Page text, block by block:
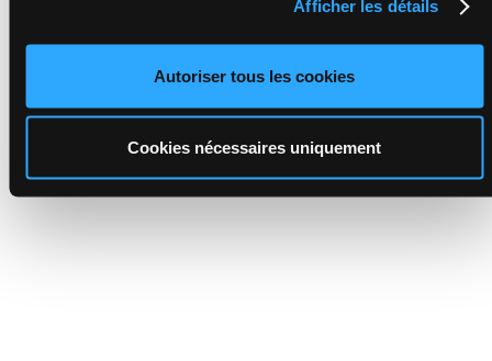
Afficher les détails
Autoriser tous les cookies
Cookies nécessaires uniquement